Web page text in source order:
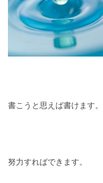
書こうと思えば書けます。
努力すればできます。